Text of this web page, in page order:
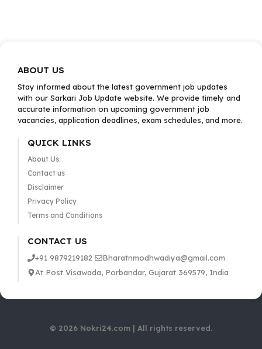
ABOUT US
Stay informed about the latest government job updates
with our Sarkari Job Update website. We provide timely and
accurate information on upcoming government job
vacancies, application deadlines, exam schedules, and more.
QUICK LINKS
About Us
Contact us
Disclaimer
Privacy Policy
Terms and Conditions
CONTACT US
+91 9879219182
Bharatnmodhwadiya@gmail.com
At Post Visawada, Porbandar, Gujarat 369579, India
© 2026 Nokri24.com | All rights reserved.